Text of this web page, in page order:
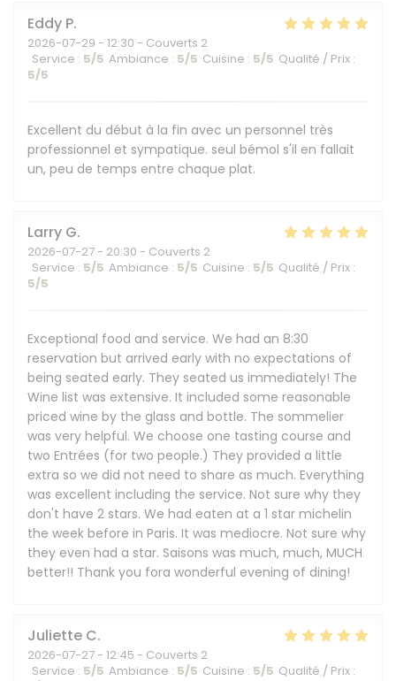
Eddy P
2026-07-29 - 12:30 - Couverts 2
Service : 5/5 Ambiance : 5/5 Cuisine : 5/5 Qualité / Prix :
5/5
Excellent du début à la fin avec un personnel très
professionnel et sympatique. seul bémol s'il en fallait
un, peu de temps entre chaque plat.
Larry G
2026-07-27 - 20:30 - Couverts 2
Service : 5/5 Ambiance : 5/5 Cuisine : 5/5 Qualité / Prix :
5/5
Exceptional food and service. We had an 8:30
reservation but arrived early with no expectations of
being seated early. They seated us immediately! The
Wine list was extensive. It included some reasonable
priced wine by the glass and bottle. The sommelier
was very helpful. We choose one tasting course and
two Entrées (for two people.) They provided a little
extra so we did not need to share as much. Everything
was excellent including the service. Not sure why they
don't have 2 stars. We had eaten at a 1 star michelin
the week before in Paris. It was mediocre. Not sure why
they even had a star. Saisons was much, much, MUCH
better!! Thank you fora wonderful evening of dining!
Juliette C
2026-07-27 - 12:45 - Couverts 2
Service : 5/5 Ambiance : 5/5 Cuisine : 5/5 Qualité / Prix :